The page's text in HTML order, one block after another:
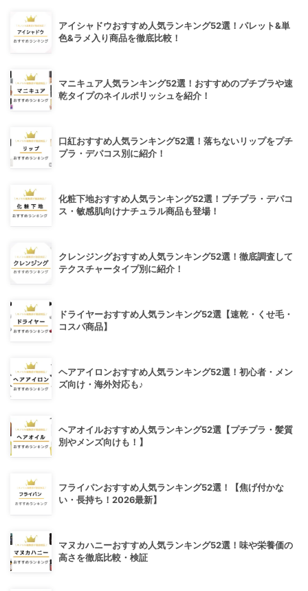
アイシャドウおすすめ人気ランキング52選！パレット&単
色&ラメ入り商品を徹底比較！
マニキュア人気ランキング52選！おすすめのプチプラや速
乾タイプのネイルポリッシュを紹介！
口紅おすすめ人気ランキング52選！落ちないリップをプチ
プラ・デパコス別に紹介！
化粧下地おすすめ人気ランキング52選！プチプラ・デパコ
ス・敏感肌向けナチュラル商品も登場！
クレンジングおすすめ人気ランキング52選！徹底調査して
テクスチャータイプ別に紹介！
ドライヤーおすすめ人気ランキング52選【速乾・くせ毛・
コスパ商品】
ヘアアイロンおすすめ人気ランキング52選！初心者・メン
ズ向け・海外対応も♪
ヘアオイルおすすめ人気ランキング52選【プチプラ・髪質
別やメンズ向けも！】
フライパンおすすめ人気ランキング52選！【焦げ付かな
い・長持ち！2026最新】
マヌカハニーおすすめ人気ランキング52選！味や栄養価の
高さを徹底比較・検証